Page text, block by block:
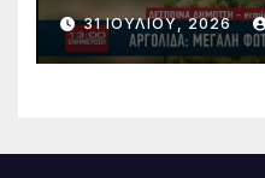
31 ΙΟΥΛΊΟΥ, 2026